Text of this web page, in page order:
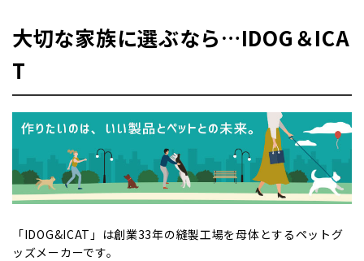
大切な家族に選ぶなら…IDOG＆ICA
T
「IDOG&ICAT」は創業33年の縫製工場を母体とするペットグ
ッズメーカーです。